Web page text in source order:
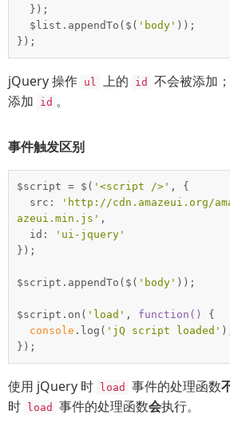
  $list.appendTo($(
'body' ));
});
jQuery 操作 ul 上的 id 不会被添加
添加
id 。
事件触发区别
$script = $( '<script />' , {
  src:
'http://cdn.amazeui.org/
azeui.min.js' ,
  id:
'ui-jquery'
});
$script.appendTo($( 'body' ));
$script.on( 'load' , function ( ) {
console .log( 'jQ script loaded'
});
使用 jQuery 时 load 事件的处理函数
时
load 事件的处理函数会执行。